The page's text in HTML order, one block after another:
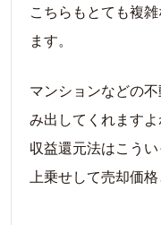
こちらもとても複
ます。
マンションなどの
み出してくれますよ
収益還元法はこう
上乗せして売却価格